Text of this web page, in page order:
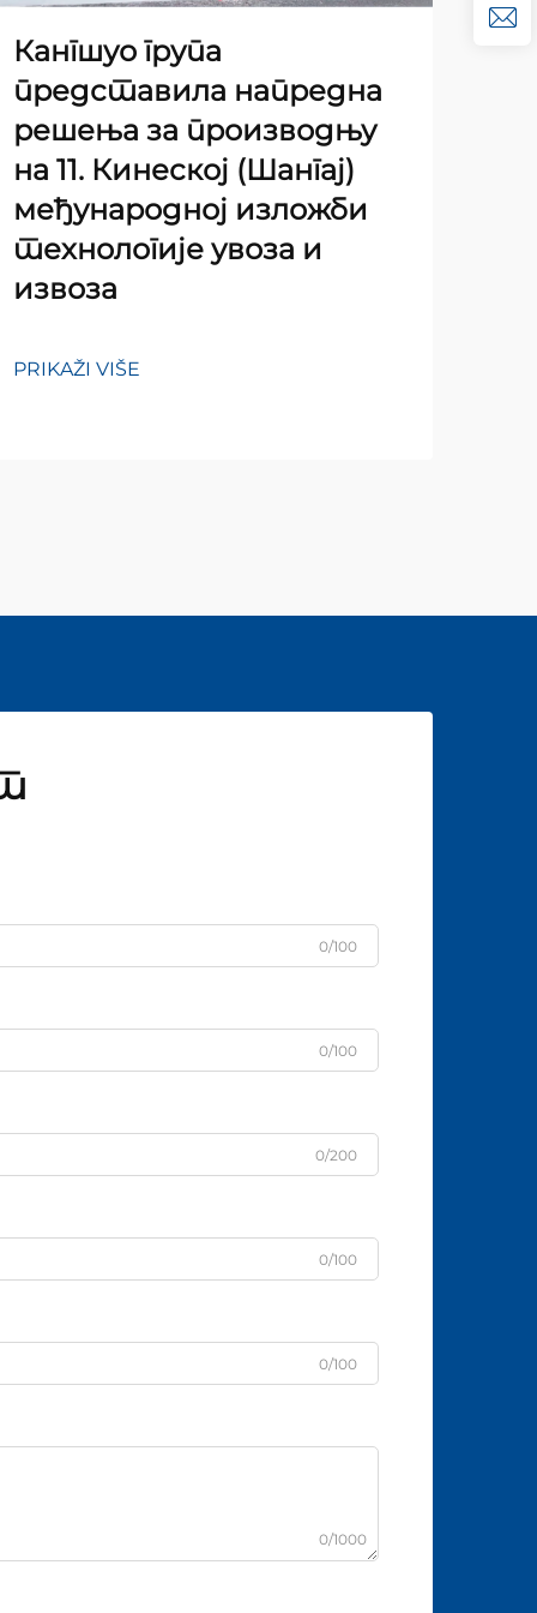
Кангшуо група
представила напредна
решења за производњу
на 11. Кинеској (Шангај)
међународној изложби
технологије увоза и
извоза
PRIKAŽI VIŠE
0/100
0/100
0/200
0/100
0/100
0/1000